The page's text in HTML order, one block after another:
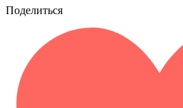
Поделиться